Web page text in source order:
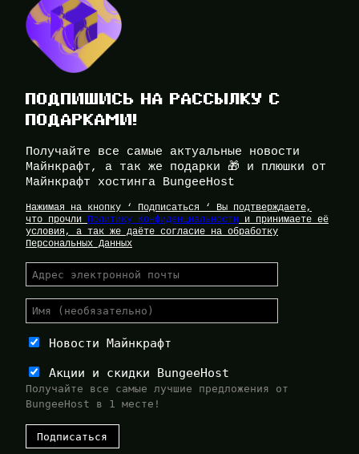
ПОДПИШИСЬ НА РАССЫЛКУ С
ПОДАРКАМИ!
Получайте все самые актуальные новости
Майнкрафт, а так же подарки 🎁 и плюшки от
Майнкрафт хостинга BungeeHost
Нажимая на кнопку ‘ Подписаться ‘ Вы подтверждаете,
что прочли Политику Конфиденциальности и принимаете её
условия, а так же даёте согласие на обработку
Персональных Данных
Новости Майнкрафт
Акции и скидки BungeeHost
Получайте все самые лучшие предложения от
BungeeHost в 1 месте!